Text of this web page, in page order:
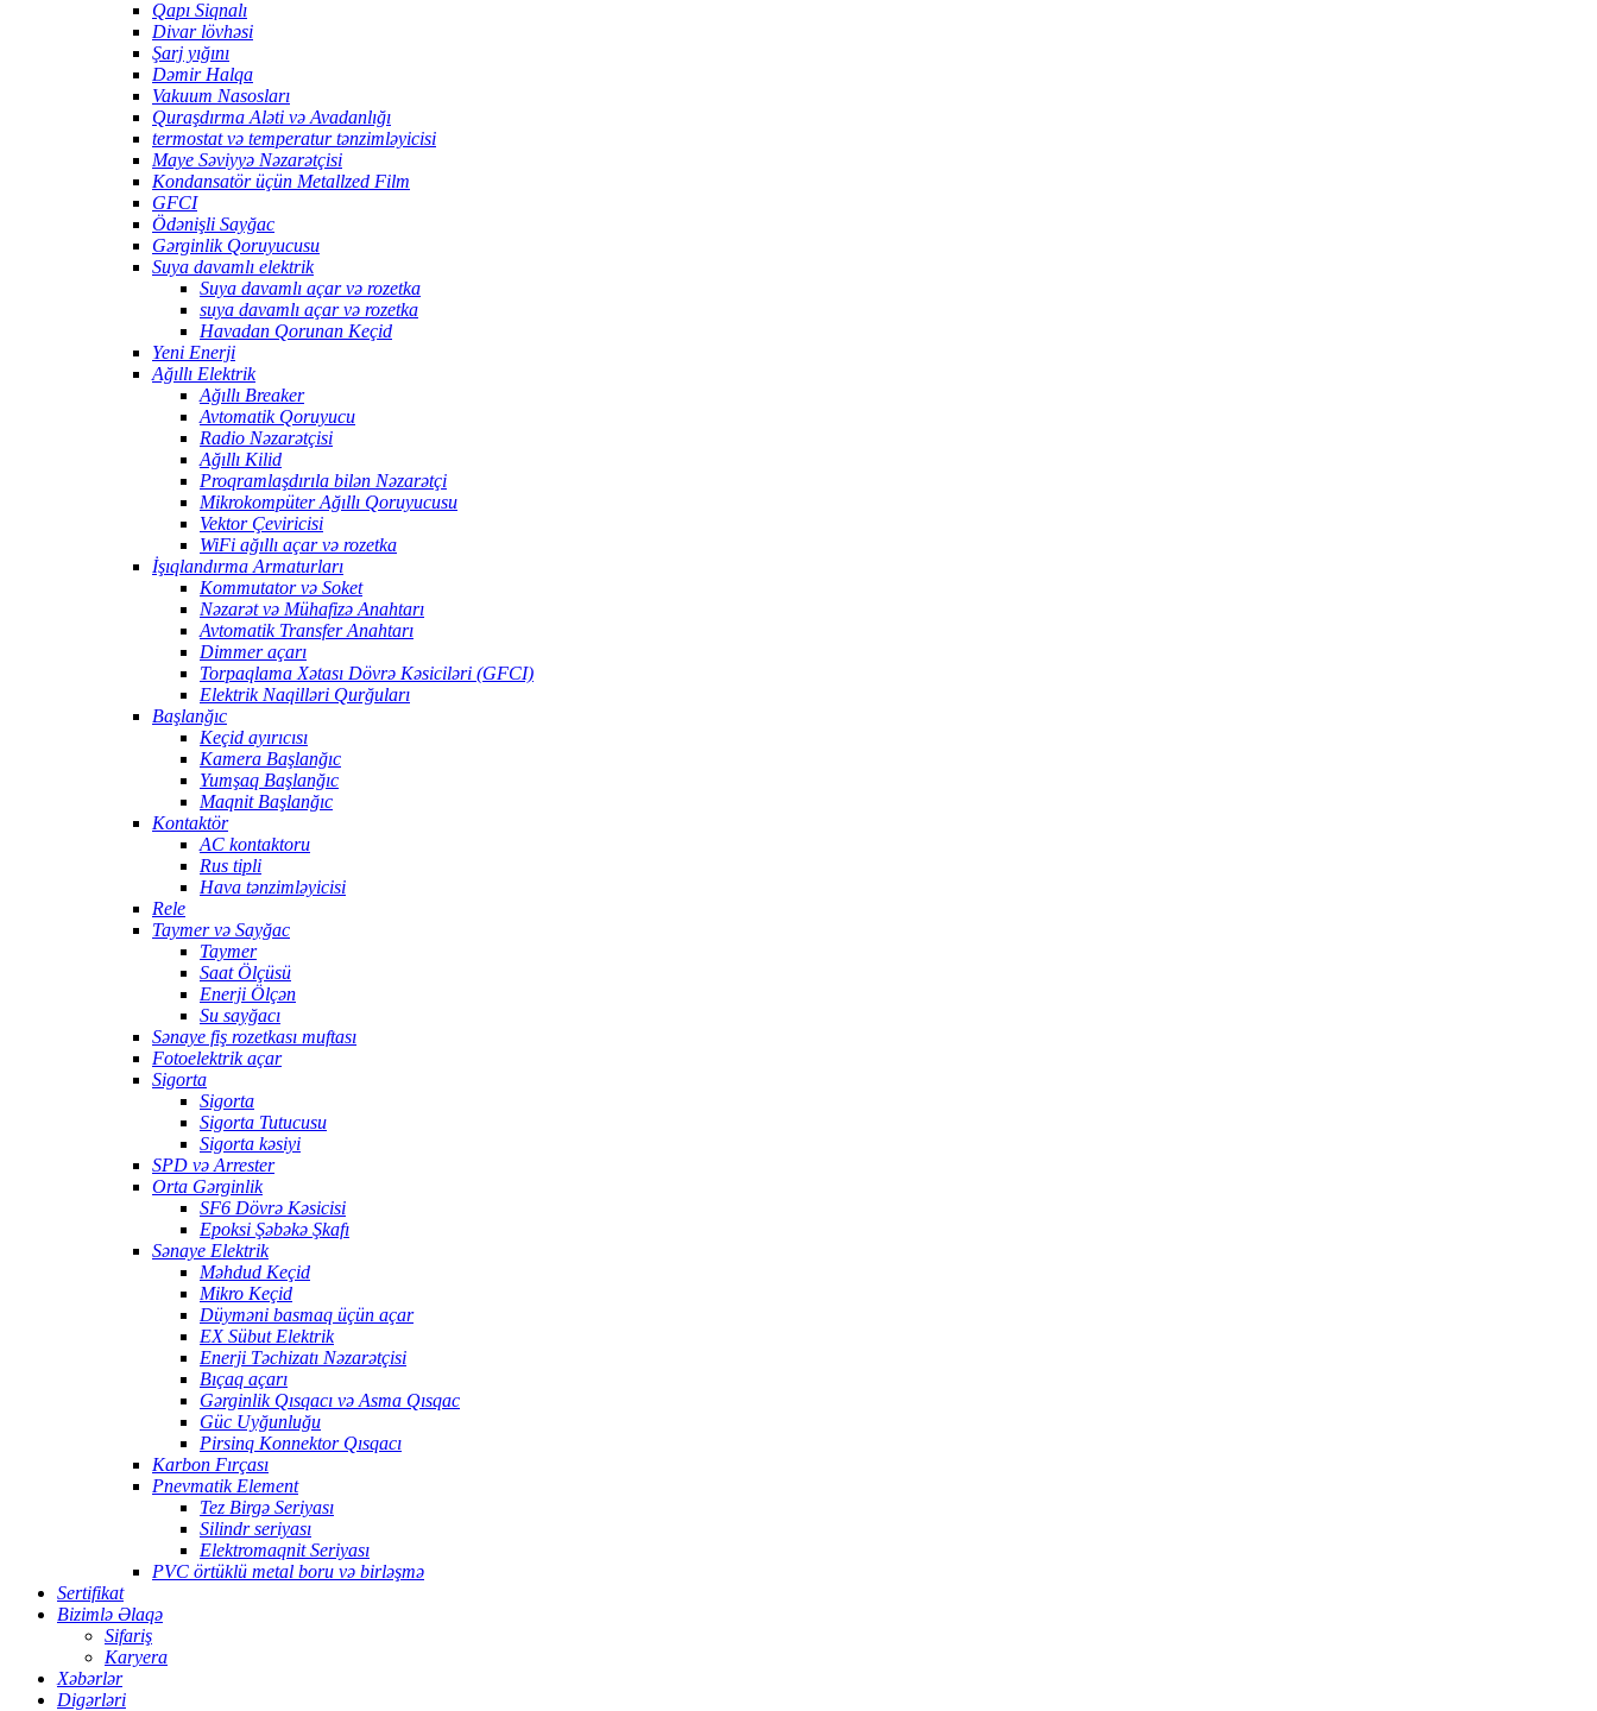
Qapı Siqnalı
Divar lövhəsi
Şarj yığını
Dəmir Halqa
Vakuum Nasosları
Quraşdırma Aləti və Avadanlığı
termostat və temperatur tənzimləyicisi
Maye Səviyyə Nəzarətçisi
Kondansatör üçün Metallzed Film
GFCI
Ödənişli Sayğac
Gərginlik Qoruyucusu
Suya davamlı elektrik
Suya davamlı açar və rozetka
suya davamlı açar və rozetka
Havadan Qorunan Keçid
Yeni Enerji
Ağıllı Elektrik
Ağıllı Breaker
Avtomatik Qoruyucu
Radio Nəzarətçisi
Ağıllı Kilid
Proqramlaşdırıla bilən Nəzarətçi
Mikrokompüter Ağıllı Qoruyucusu
Vektor Çeviricisi
WiFi ağıllı açar və rozetka
İşıqlandırma Armaturları
Kommutator və Soket
Nəzarət və Mühafizə Anahtarı
Avtomatik Transfer Anahtarı
Dimmer açarı
Torpaqlama Xətası Dövrə Kəsiciləri (GFCI)
Elektrik Naqilləri Qurğuları
Başlanğıc
Keçid ayırıcısı
Kamera Başlanğıc
Yumşaq Başlanğıc
Maqnit Başlanğıc
Kontaktör
AC kontaktoru
Rus tipli
Hava tənzimləyicisi
Rele
Taymer və Sayğac
Taymer
Saat Ölçüsü
Enerji Ölçən
Su sayğacı
Sənaye fiş rozetkası muftası
Fotoelektrik açar
Sigorta
Sigorta
Sigorta Tutucusu
Sigorta kəsiyi
SPD və Arrester
Orta Gərginlik
SF6 Dövrə Kəsicisi
Epoksi Şəbəkə Şkafı
Sənaye Elektrik
Məhdud Keçid
Mikro Keçid
Düyməni basmaq üçün açar
EX Sübut Elektrik
Enerji Təchizatı Nəzarətçisi
Bıçaq açarı
Gərginlik Qısqacı və Asma Qısqac
Güc Uyğunluğu
Pirsinq Konnektor Qısqacı
Karbon Fırçası
Pnevmatik Element
Tez Birgə Seriyası
Silindr seriyası
Elektromaqnit Seriyası
PVC örtüklü metal boru və birləşmə
Sertifikat
Bizimlə Əlaqə
Sifariş
Karyera
Xəbərlər
Digərləri